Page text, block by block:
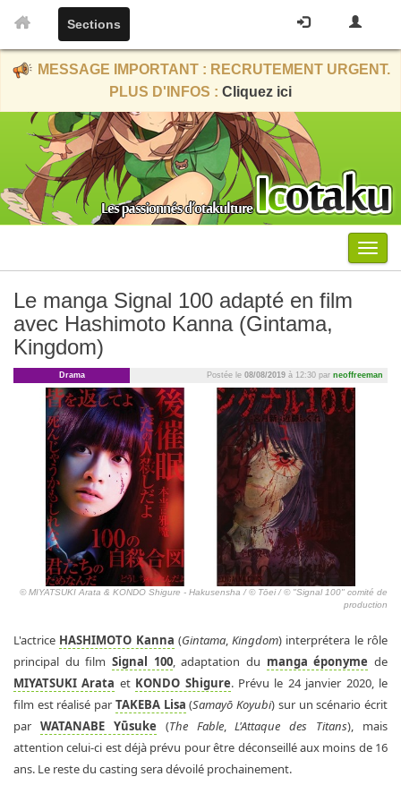
Sections
MESSAGE IMPORTANT : RECRUTEMENT URGENT.
PLUS D'INFOS : Cliquez ici
Menu
Le manga Signal 100 adapté en film
avec Hashimoto Kanna (Gintama,
Kingdom)
Drama Postée le 08/08/2019 à 12:30 par neoffreeman
© MIYATSUKI Arata & KONDO Shigure - Hakusensha / © Tōei / © "Signal 100" comité de
production
L'actrice HASHIMOTO Kanna (Gintama,Kingdom) interprétera le rôle
principal du film Signal 100, adaptation du manga éponyme de
MIYATSUKI Arata et KONDO Shigure. Prévu le 24 janvier 2020, le
film est réalisé par TAKEBA Lisa (Samayō Koyubi) sur un scénario écrit
par WATANABE Yūsuke (The Fable,L'Attaque des Titans), mais
attention celui-ci est déjà prévu pour être déconseillé aux moins de 16
ans. Le reste du casting sera dévoilé prochainement.